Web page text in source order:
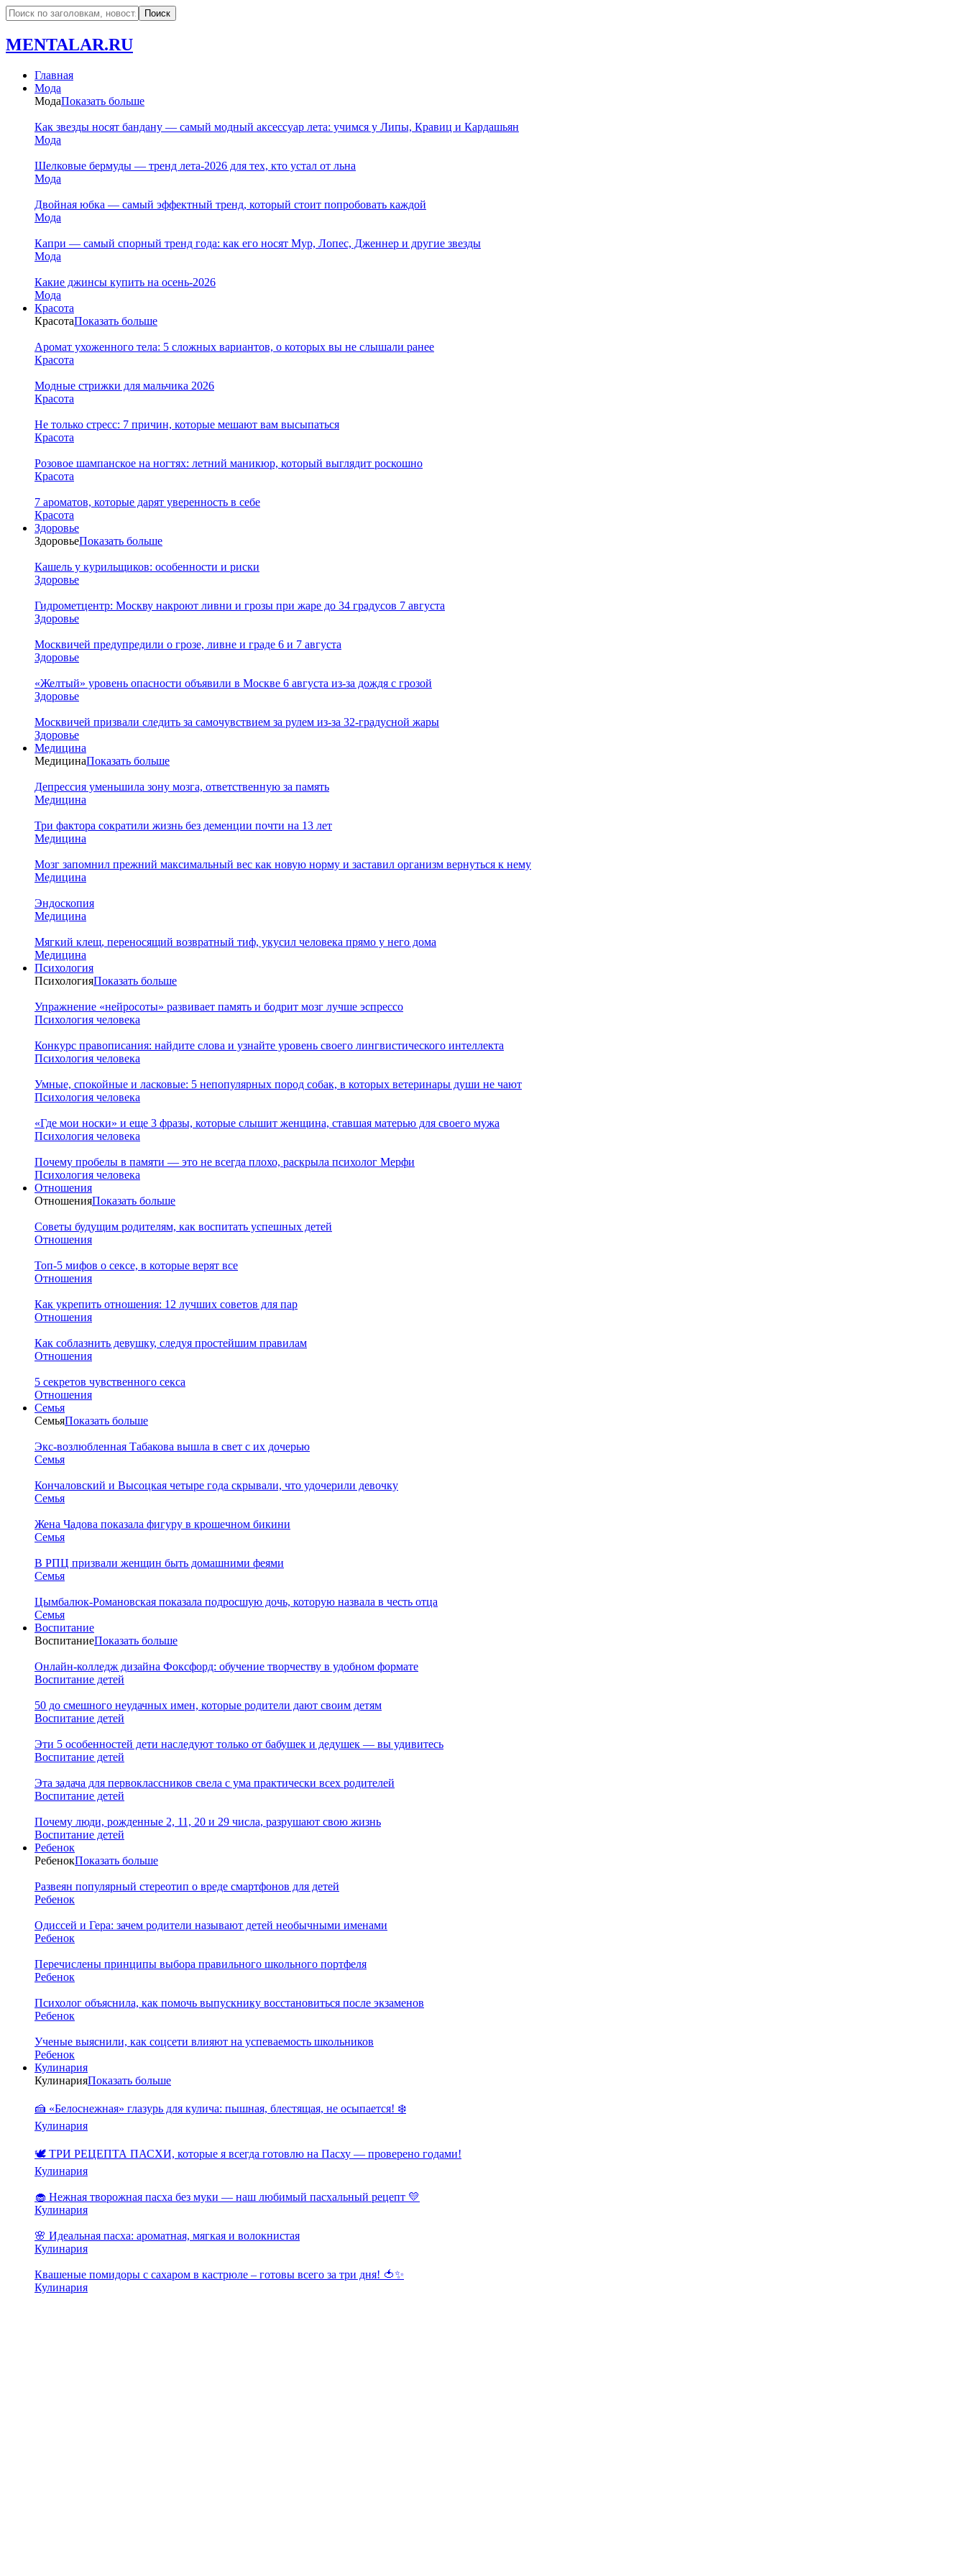
MENTALAR.RU
Главная
Мода
МодаПоказать больше
Как звезды носят бандану — самый модный аксессуар лета: учимся у Липы, Кравиц и Кардашьян
Мода
Шелковые бермуды — тренд лета-2026 для тех, кто устал от льна
Мода
Двойная юбка — самый эффектный тренд, который стоит попробовать каждой
Мода
Капри — самый спорный тренд года: как его носят Мур, Лопес, Дженнер и другие звезды
Мода
Какие джинсы купить на осень-2026
Мода
Красота
КрасотаПоказать больше
Аромат ухоженного тела: 5 сложных вариантов, о которых вы не слышали ранее
Красота
Модные стрижки для мальчика 2026
Красота
Не только стресс: 7 причин, которые мешают вам высыпаться
Красота
Розовое шампанское на ногтях: летний маникюр, который выглядит роскошно
Красота
7 ароматов, которые дарят уверенность в себе
Красота
Здоровье
ЗдоровьеПоказать больше
Кашель у курильщиков: особенности и риски
Здоровье
Гидрометцентр: Москву накроют ливни и грозы при жаре до 34 градусов 7 августа
Здоровье
Москвичей предупредили о грозе, ливне и граде 6 и 7 августа
Здоровье
«Желтый» уровень опасности объявили в Москве 6 августа из-за дождя с грозой
Здоровье
Москвичей призвали следить за самочувствием за рулем из-за 32-градусной жары
Здоровье
Медицина
МедицинаПоказать больше
Депрессия уменьшила зону мозга, ответственную за память
Медицина
Три фактора сократили жизнь без деменции почти на 13 лет
Медицина
Мозг запомнил прежний максимальный вес как новую норму и заставил организм вернуться к нему
Медицина
Эндоскопия
Медицина
Мягкий клещ, переносящий возвратный тиф, укусил человека прямо у него дома
Медицина
Психология
ПсихологияПоказать больше
Упражнение «нейросоты» развивает память и бодрит мозг лучше эспрессо
Психология человека
Конкурс правописания: найдите слова и узнайте уровень своего лингвистического интеллекта
Психология человека
Умные, спокойные и ласковые: 5 непопулярных пород собак, в которых ветеринары души не чают
Психология человека
«Где мои носки» и еще 3 фразы, которые слышит женщина, ставшая матерью для своего мужа
Психология человека
Почему пробелы в памяти — это не всегда плохо, раскрыла психолог Мерфи
Психология человека
Отношения
ОтношенияПоказать больше
Советы будущим родителям, как воспитать успешных детей
Отношения
Топ-5 мифов о сексе, в которые верят все
Отношения
Как укрепить отношения: 12 лучших советов для пар
Отношения
Как соблазнить девушку, следуя простейшим правилам
Отношения
5 секретов чувственного секса
Отношения
Семья
СемьяПоказать больше
Экс-возлюбленная Табакова вышла в свет с их дочерью
Семья
Кончаловский и Высоцкая четыре года скрывали, что удочерили девочку
Семья
Жена Чадова показала фигуру в крошечном бикини
Семья
В РПЦ призвали женщин быть домашними феями
Семья
Цымбалюк-Романовская показала подросшую дочь, которую назвала в честь отца
Семья
Воспитание
ВоспитаниеПоказать больше
Онлайн-колледж дизайна Фоксфорд: обучение творчеству в удобном формате
Воспитание детей
50 до смешного неудачных имен, которые родители дают своим детям
Воспитание детей
Эти 5 особенностей дети наследуют только от бабушек и дедушек — вы удивитесь
Воспитание детей
Эта задача для первоклассников свела с ума практически всех родителей
Воспитание детей
Почему люди, рожденные 2, 11, 20 и 29 числа, разрушают свою жизнь
Воспитание детей
Ребенок
РебенокПоказать больше
Развеян популярный стереотип о вреде смартфонов для детей
Ребенок
Одиссей и Гера: зачем родители называют детей необычными именами
Ребенок
Перечислены принципы выбора правильного школьного портфеля
Ребенок
Психолог объяснила, как помочь выпускнику восстановиться после экзаменов
Ребенок
Ученые выяснили, как соцсети влияют на успеваемость школьников
Ребенок
Кулинария
КулинарияПоказать больше
🍰 «Белоснежная» глазурь для кулича: пышная, блестящая, не осыпается! ❄️
Кулинария
🕊️ ТРИ РЕЦЕПТА ПАСХИ, которые я всегда готовлю на Пасху — проверено годами!
Кулинария
🧁 Нежная творожная пасха без муки — наш любимый пасхальный рецепт 💛
Кулинария
🌸 Идеальная пасха: ароматная, мягкая и волокнистая
Кулинария
Квашеные помидоры с сахаром в кастрюле – готовы всего за три дня! 🍅✨
Кулинария